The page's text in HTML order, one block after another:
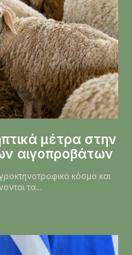
μέτρα στην
αιγοπροβάτων
κόσμο και
τα...